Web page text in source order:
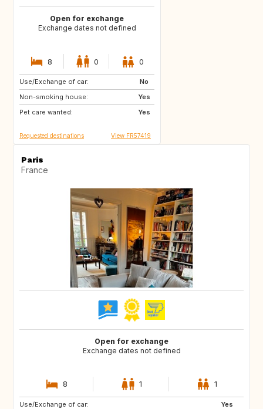
Open for exchange
Exchange dates not defined
8 0 0
Use/Exchange of car:
No
Non-smoking house:
Yes
Pet care wanted:
Yes
GR
FR
Requested destinations View FR57419
Paris
France
Open for exchange
Exchange dates not defined
8 1 1
Use/Exchange of car:
Yes
GB